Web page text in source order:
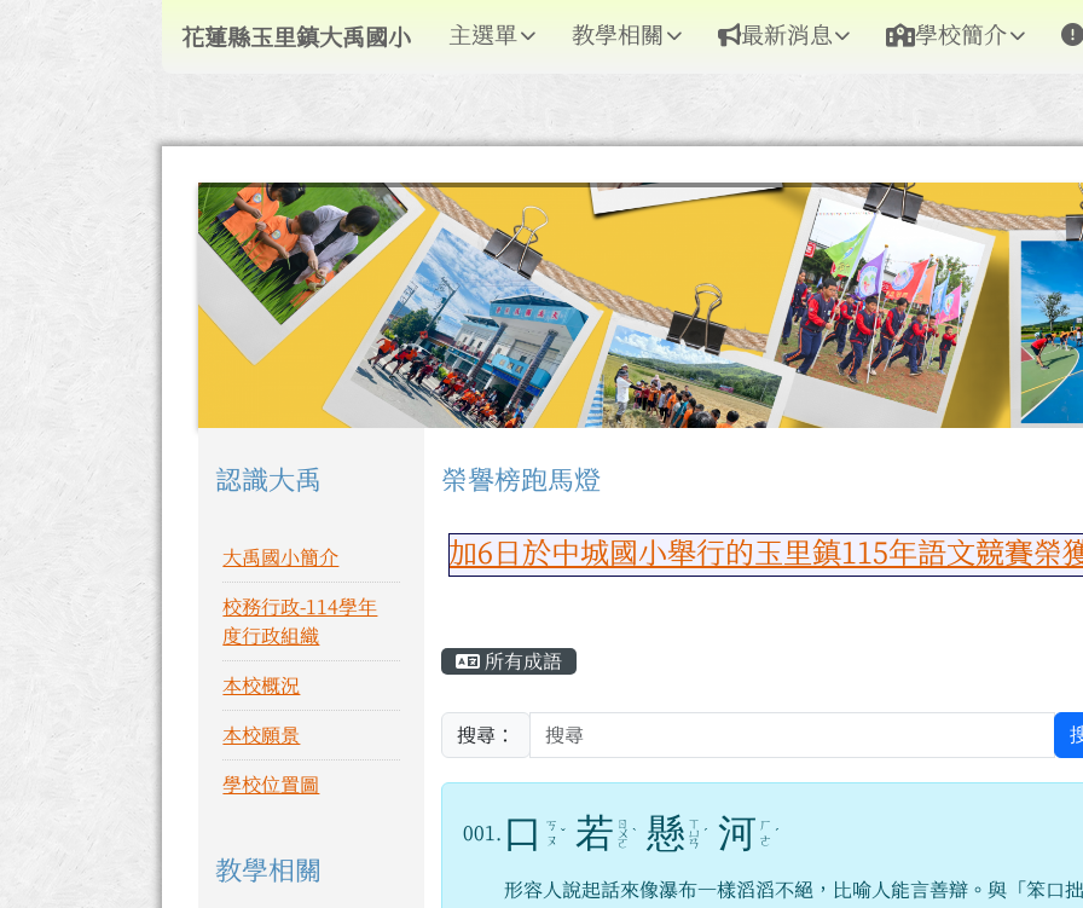
跳至主內容區
花蓮縣玉里鎮大禹國小
導覽列 花蓮縣玉里鎮大禹國小 主選單 教學相關 最新消息 學校簡介
左邊區域內容
認識大禹
大禹國小簡介
校務行政-114學年
度行政組織
本校概況
本校願景
學校位置圖
教學相關
上中區域內容
榮譽榜跑馬燈
恭喜大禹國小參加6日於中城國小舉行的玉里鎮115年語文競賽榮獲佳績，
主內容區域
所有成語
搜尋：
001. 口
ㄎ
ㄡ ˇ 若 ㄖ
ㄨ
ㄛ
ˋ 懸 ㄒ
ㄩ
ㄢ
ˊ 河 ㄏ
ㄜ ˊ
形容人說起話來像瀑布一樣滔滔不絕，比喻人能言善辯。與「笨口